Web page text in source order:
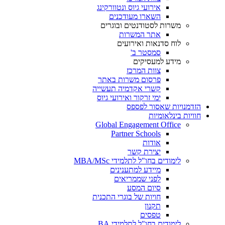
אירועי גיוס ונטוורקינג
השארו מעודכנים
משרות לסטודנטים ובוגרים
אתר המשרות
לוח סדנאות ואירועים
סמסטר ב'
מידע למעסיקים
צוות המרכז
פרסום משרות באתר
קשרי אקדמיה תעשייה
ימי זרקור ואירועי גיוס
הזדמנויות שאסור לפספס
חוויות בינלאומיות
Global Engagement Office
Partner Schools
אודות
יצירת קשר
לימודים בחו"ל לתלמידי MBA/MSc
מיידע למתענינים
לפני שממריאים
סיום המסע
חויות של בוגרי התכנית
תקנון
טפסים